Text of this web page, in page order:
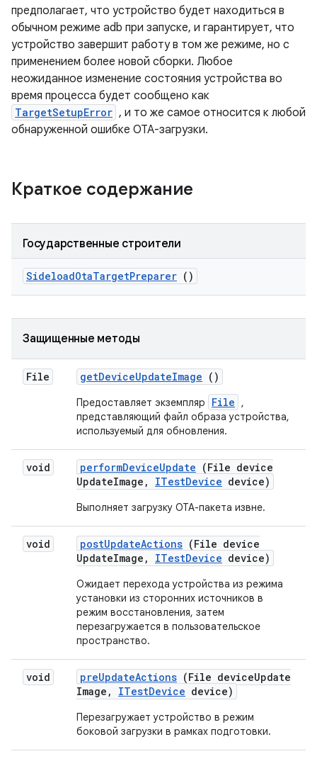
предполагает, что устройство будет находиться в
обычном режиме adb при запуске, и гарантирует, что
устройство завершит работу в том же режиме, но с
применением более новой сборки. Любое
неожиданное изменение состояния устройства во
время процесса будет сообщено как
TargetSetupError , и то же самое относится к любой
обнаруженной ошибке OTA-загрузки.
Краткое содержание
Государственные строители
SideloadOtaTargetPreparer ()
Защищенные методы
File getDeviceUpdateImage ()
Предоставляет экземпляр File
,
представляющий файл образа устройства,
используемый для обновления.
void performDeviceUpdate (File device
UpdateImage , ITestDevice device)
Выполняет загрузку OTA-пакета извне.
void postUpdateActions (File device
UpdateImage , ITestDevice device)
Ожидает перехода устройства из режима
установки из сторонних источников в
режим восстановления, затем
перезагружается в пользовательское
пространство.
void preUpdateActions (File deviceUpdate
Image , ITestDevice device)
Перезагружает устройство в режим
боковой загрузки в рамках подготовки.